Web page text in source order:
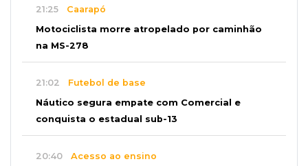
21:25 Caarapó
Motociclista morre atropelado por caminhão
na MS-278
21:02 Futebol de base
Náutico segura empate com Comercial e
conquista o estadual sub-13
20:40 Acesso ao ensino